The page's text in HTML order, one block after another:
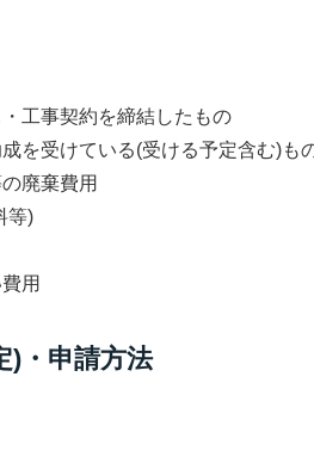
工事契約を締結したもの
を受けている(受ける予定含む)も
廃棄費用
等)
用
)・申請方法